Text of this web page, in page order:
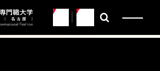
JP EN